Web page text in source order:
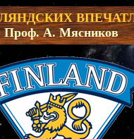
Проф. А. Мясников